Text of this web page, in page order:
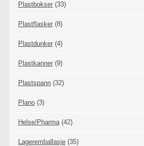
Plastbokser (33)
Plastflasker (8)
Plastdunker (4)
Plastkanner (9)
Plastspann (32)
Plano (3)
Helse/Pharma(42)
Lageremballasje (35)